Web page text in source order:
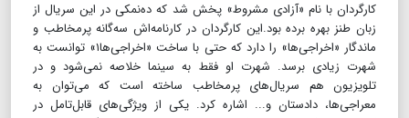
کارگردان با نام «آزادی مشروط» پخش شد که ده‌نمکی در این سریال از
زبان طنز بهره برده بود.این کارگردان در کارنامه‌اش سه‌گانه پرمخاطب و
ماندگار «اخراجی‌ها» را دارد که حتی با ساخت «اخراجی‌ها۱» توانست به
شهرت زیادی برسد. شهرت او فقط به سینما خلاصه نمی‌شود و در
تلویزیون هم سریال‌های پرمخاطب ساخته است که می‌توان به
معراجی‌ها، دادستان و... اشاره کرد. یکی از ویژگی‌های قابل‌تامل در